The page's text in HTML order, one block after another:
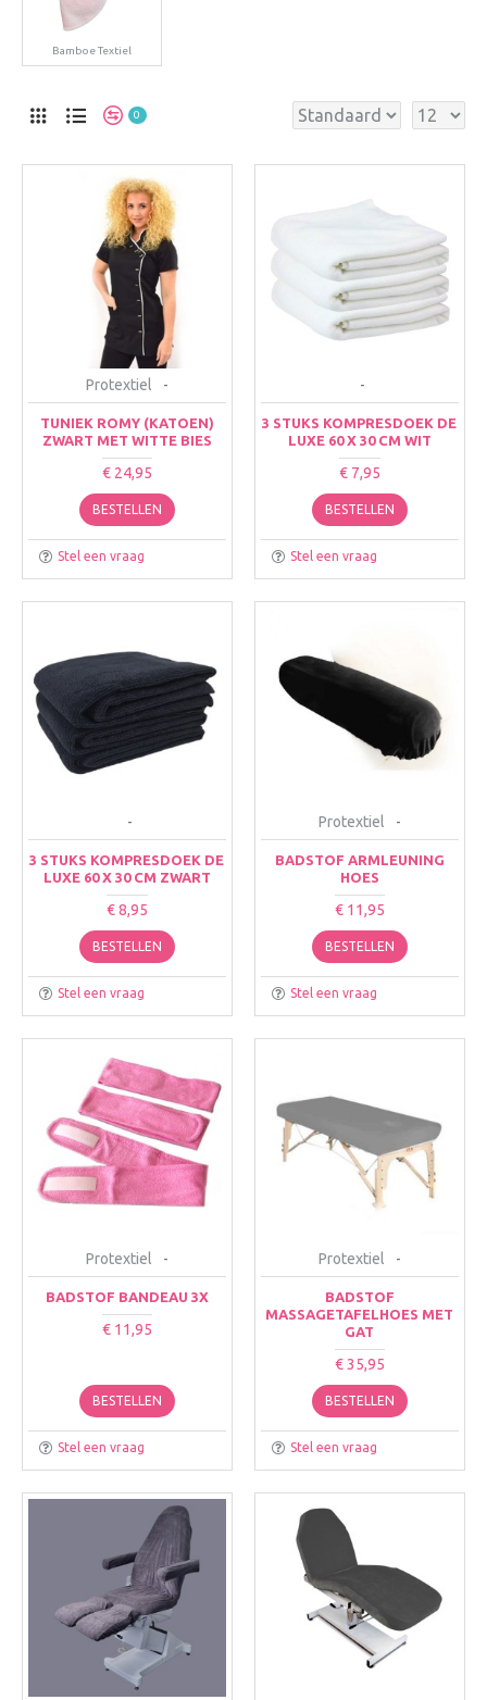
Bamboe Textiel
0
Protextiel -
TUNIEK ROMY (KATOEN)
ZWART MET WITTE BIES
€ 24,95
BESTELLEN
Stel een vraag
-
3 STUKS KOMPRESDOEK DE
LUXE 60 X 30 CM WIT
€ 7,95
BESTELLEN
Stel een vraag
-
3 STUKS KOMPRESDOEK DE
LUXE 60 X 30 CM ZWART
€ 8,95
BESTELLEN
Stel een vraag
Protextiel -
BADSTOF ARMLEUNING
HOES
€ 11,95
BESTELLEN
Stel een vraag
Protextiel -
BADSTOF BANDEAU 3X
€ 11,95
BESTELLEN
Stel een vraag
Protextiel -
BADSTOF
MASSAGETAFELHOES MET
GAT
€ 35,95
BESTELLEN
Stel een vraag